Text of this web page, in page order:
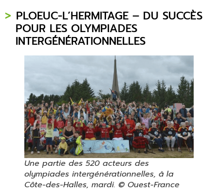
PLOEUC-L’HERMITAGE – DU SUCCÈS
POUR LES OLYMPIADES
INTERGÉNÉRATIONNELLES
Une partie des 520 acteurs des
olympiades intergénérationnelles, à la
Côte-des-Halles, mardi. © Ouest-France